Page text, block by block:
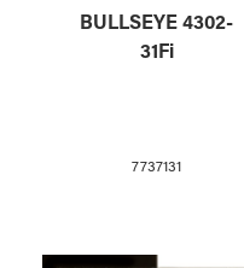
BULLSEYE 4302-
31Fi
7737131